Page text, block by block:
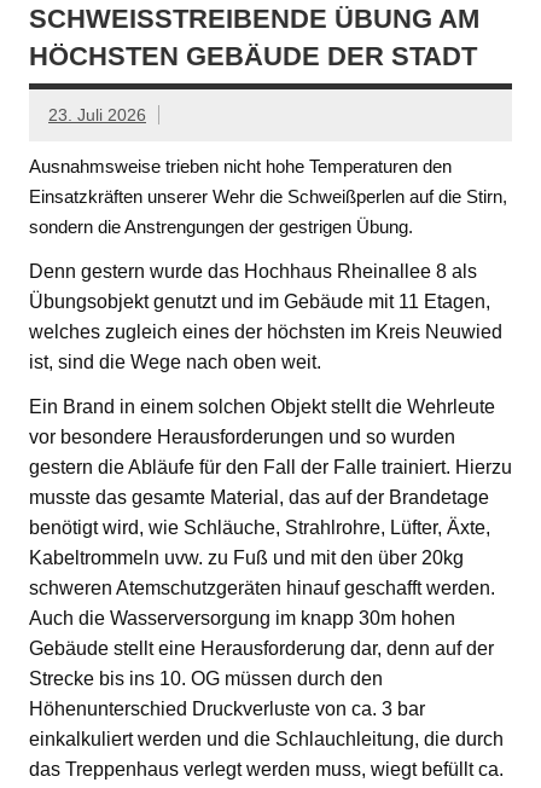
SCHWEISSTREIBENDE ÜBUNG AM H
ÖCHSTEN GEBÄUDE DER STADT
23. Juli 2026
Ausnahmsweise trieben nicht hohe Temperaturen den
Einsatzkräften unserer Wehr die Schweißperlen auf die Stirn,
sondern die Anstrengungen der gestrigen Übung.
Denn gestern wurde das Hochhaus Rheinallee 8 als
Übungsobjekt genutzt und im Gebäude mit 11 Etagen,
welches zugleich eines der höchsten im Kreis Neuwied
ist, sind die Wege nach oben weit.
Ein Brand in einem solchen Objekt stellt die Wehrleute
vor besondere Herausforderungen und so wurden
gestern die Abläufe für den Fall der Falle trainiert. Hierzu
musste das gesamte Material, das auf der Brandetage
benötigt wird, wie Schläuche, Strahlrohre, Lüfter, Äxte,
Kabeltrommeln uvw. zu Fuß und mit den über 20kg
schweren Atemschutzgeräten hinauf geschafft werden.
Auch die Wasserversorgung im knapp 30m hohen
Gebäude stellt eine Herausforderung dar, denn auf der
Strecke bis ins 10. OG müssen durch den
Höhenunterschied Druckverluste von ca. 3 bar
einkalkuliert werden und die Schlauchleitung, die durch
das Treppenhaus verlegt werden muss, wiegt befüllt ca.